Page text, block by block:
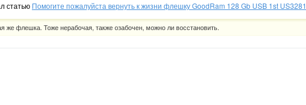
статью Помогите пожалуйста вернуть к жизни флешку GoodRam 128 Gb USB 1st US3281
же флешка. Тоже нерабочая, также озабочен, можно ли восстановить.